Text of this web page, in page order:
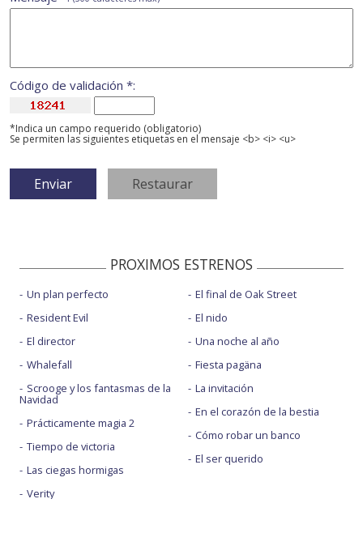
Código de validación *:
*Indica un campo requerido (obligatorio)
Se permiten las siguientes etiquetas en el mensaje <b> <i> <u>
PROXIMOS ESTRENOS
Un plan perfecto
Resident Evil
El director
Whalefall
Scrooge y los fantasmas de la
Navidad
Prácticamente magia 2
Tiempo de victoria
Las ciegas hormigas
Verity
El final de Oak Street
El nido
Una noche al año
Fiesta pagäna
La invitación
En el corazón de la bestia
Cómo robar un banco
El ser querido